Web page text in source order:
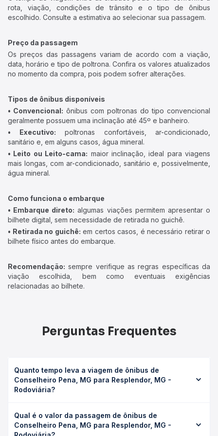
rota, viação, condições de trânsito e o tipo de ônibus
escolhido. Consulte a estimativa ao selecionar sua passagem.
Preço da passagem
Os preços das passagens variam de acordo com a viação,
data, horário e tipo de poltrona. Confira os valores atualizados
no momento da compra, pois podem sofrer alterações.
Tipos de ônibus disponíveis
• Convencional: ônibus com poltronas do tipo convencional
geralmente possuem uma inclinação até 45º e banheiro.
• Executivo: poltronas confortáveis, ar-condicionado,
sanitário e, em alguns casos, água mineral.
• Leito ou Leito-cama: maior inclinação, ideal para viagens
mais longas, com ar-condicionado, sanitário e, possivelmente,
água mineral.
Como funciona o embarque
• Embarque direto: algumas viações permitem apresentar o
bilhete digital, sem necessidade de retirada no guichê.
• Retirada no guichê: em certos casos, é necessário retirar o
bilhete físico antes do embarque.
Recomendação: sempre verifique as regras específicas da
viação escolhida, bem como eventuais exigências
relacionadas ao bilhete.
Perguntas Frequentes
Quanto tempo leva a viagem de ônibus de
Conselheiro Pena, MG para Resplendor, MG -
Rodoviária?
Resplendor, MG - Rodoviária leva em média 0h 54min,
podendo variar conforme a viação, o tipo de serviço
Qual é o valor da passagem de ônibus de
Conselheiro Pena, MG para Resplendor, MG -